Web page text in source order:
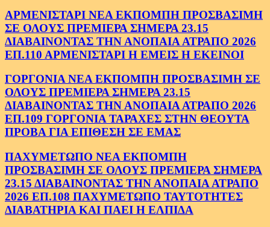
ΑΡΜΕΝΙΣΤΑΡΙ ΝΕΑ ΕΚΠΟΜΠΗ ΠΡΟΣΒΑΣΙΜΗ
ΣΕ ΟΛΟΥΣ ΠΡΕΜΙΕΡΑ ΣΗΜΕΡΑ 23.15
ΔΙΑΒΑΙΝΟΝΤΑΣ ΤΗΝ ΑΝΟΠΑΙΑ ΑΤΡΑΠΟ 2026
ΕΠ.110 ΑΡΜΕΝΙΣΤΑΡΙ Η ΕΜΕΙΣ Η ΕΚΕΙΝΟΙ
ΓΟΡΓΟΝΙΑ ΝΕΑ ΕΚΠΟΜΠΗ ΠΡΟΣΒΑΣΙΜΗ ΣΕ
ΟΛΟΥΣ ΠΡΕΜΙΕΡΑ ΣΗΜΕΡΑ 23.15
ΔΙΑΒΑΙΝΟΝΤΑΣ ΤΗΝ ΑΝΟΠΑΙΑ ΑΤΡΑΠΟ 2026
ΕΠ.109 ΓΟΡΓΟΝΙΑ ΤΑΡΑΧΕΣ ΣΤΗΝ ΘΕΟΥΤΑ
ΠΡΟΒΑ ΓΙΑ ΕΠΙΘΕΣΗ ΣΕ ΕΜΑΣ
ΠΑΧΥΜΕΤΩΠΟ ΝΕΑ ΕΚΠΟΜΠΗ
ΠΡΟΣΒΑΣΙΜΗ ΣΕ ΟΛΟΥΣ ΠΡΕΜΙΕΡΑ ΣΗΜΕΡΑ
23.15 ΔΙΑΒΑΙΝΟΝΤΑΣ ΤΗΝ ΑΝΟΠΑΙΑ ΑΤΡΑΠΟ
2026 ΕΠ.108 ΠΑΧΥΜΕΤΩΠΟ ΤΑΥΤΟΤΗΤΕΣ
ΔΙΑΒΑΤΗΡΙΑ ΚΑΙ ΠΑΕΙ Η ΕΛΠΙΔΑ